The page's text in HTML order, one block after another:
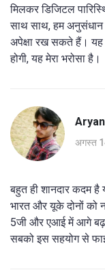
मिलकर डिजिटल
साथ साथ, हम अनुसंधान
अपेक्षा रख सकते हैं। यह
होगी, यह मेरा भरोसा है।
अगस्त
बहुत ही शानदार कदम है
भारत और यूके दोनों को
5जी और एआई में आगे
सबको इस सहयोग से